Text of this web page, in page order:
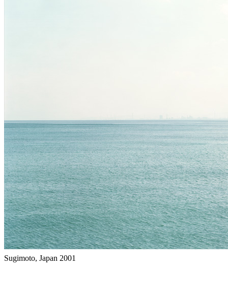
Sugimoto, Japan 2001